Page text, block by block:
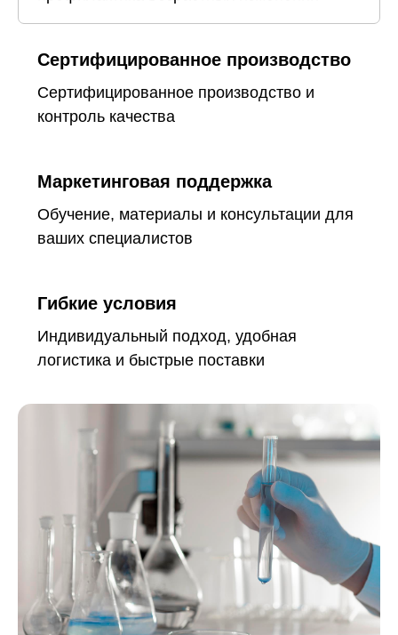
Сертифицированное производство
Сертифицированное производство и
контроль качества
Маркетинговая поддержка
Обучение, материалы и консультации для
ваших специалистов
Гибкие условия
Индивидуальный подход, удобная
логистика и быстрые поставки